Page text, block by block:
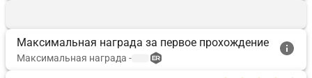
Максимальная награда за первое прохождение
Максимальная награда -